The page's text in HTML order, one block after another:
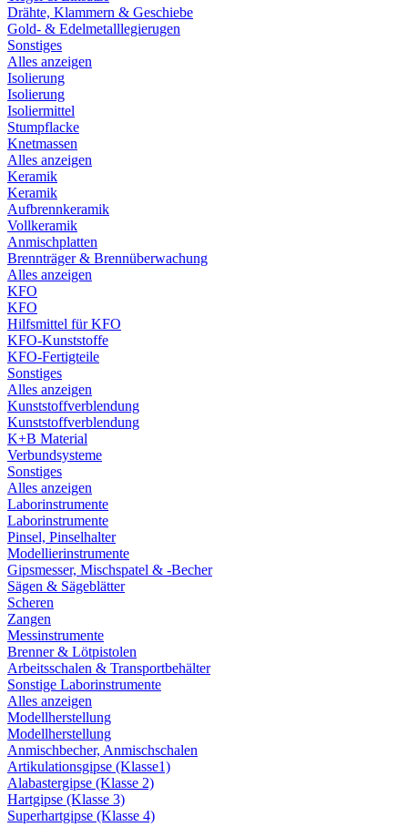
Drähte, Klammern & Geschiebe
Gold- & Edelmetalllegierugen
Sonstiges
Alles anzeigen
Isolierung
Isolierung
Isoliermittel
Stumpflacke
Knetmassen
Alles anzeigen
Keramik
Keramik
Aufbrennkeramik
Vollkeramik
Anmischplatten
Brennträger & Brennüberwachung
Alles anzeigen
KFO
KFO
Hilfsmittel für KFO
KFO-Kunststoffe
KFO-Fertigteile
Sonstiges
Alles anzeigen
Kunststoffverblendung
Kunststoffverblendung
K+B Material
Verbundsysteme
Sonstiges
Alles anzeigen
Laborinstrumente
Laborinstrumente
Pinsel, Pinselhalter
Modellierinstrumente
Gipsmesser, Mischspatel & -Becher
Sägen & Sägeblätter
Scheren
Zangen
Messinstrumente
Brenner & Lötpistolen
Arbeitsschalen & Transportbehälter
Sonstige Laborinstrumente
Alles anzeigen
Modellherstellung
Modellherstellung
Anmischbecher, Anmischschalen
Artikulationsgipse (Klasse1)
Alabastergipse (Klasse 2)
Hartgipse (Klasse 3)
Superhartgipse (Klasse 4)